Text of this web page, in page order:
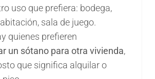
uso que prefiera: bodega,
sala de juego.
quienes prefieren
un sótano para otra vivienda,
que significa alquilar o